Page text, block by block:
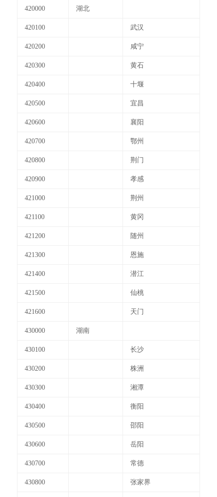
420000 湖北
420100 武汉
420200 咸宁
420300 黄石
420400 十堰
420500 宜昌
420600 襄阳
420700 鄂州
420800 荆门
420900 孝感
421000 荆州
421100 黄冈
421200 随州
421300 恩施
421400 潜江
421500 仙桃
421600 天门
430000 湖南
430100 长沙
430200 株洲
430300 湘潭
430400 衡阳
430500 邵阳
430600 岳阳
430700 常德
430800 张家界